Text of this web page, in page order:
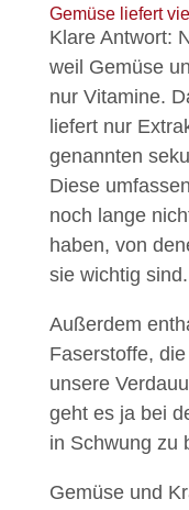
Gemüse liefert
Klare Antwort:
weil Gemüse
nur Vitamine.
liefert nur
genannten
Diese
noch lange
haben, von
sie wichtig sind.
Außerdem
Faserstoffe,
unsere
geht es ja bei
in Schwung zu
Gemüse und